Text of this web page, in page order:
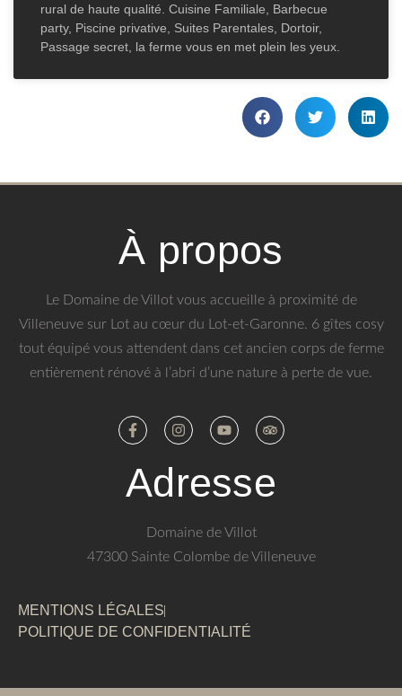
rural de haute qualité. Cuisine Familiale, Barbecue
party, Piscine privative, Suites Parentales, Dortoir,
Passage secret, la ferme vous en met plein les yeux.
À propos
Le Domaine de Villot vous accueille à proximité de
Villeneuve sur Lot au cœur du Lot-et-Garonne. 6 gîtes cosy
tout équipé vous attendent dans cet ancien corps de ferme
entièrement rénové à l’abri d’une nature à perte de vue.
Adresse
Domaine de Villot
47300 Sainte Colombe de Villeneuve
MENTIONS LÉGALES
POLITIQUE DE CONFIDENTIALITÉ